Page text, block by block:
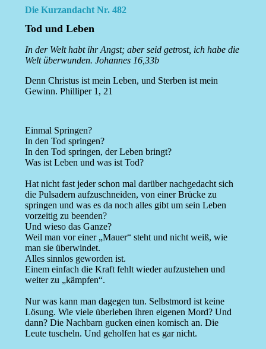
Die Kurzandacht Nr. 482
Tod und Leben
In der Welt habt ihr Angst; aber seid getrost, ich habe die
Welt überwunden. Johannes 16,33b
Denn Christus ist mein Leben, und Sterben ist mein
Gewinn. Philliper 1, 21
Einmal Springen?
In den Tod springen?
In den Tod springen, der Leben bringt?
Was ist Leben und was ist Tod?
Hat nicht fast jeder schon mal darüber nachgedacht sich
die Pulsadern aufzuschneiden, von einer Brücke zu
springen und was es da noch alles gibt um sein Leben
vorzeitig zu beenden?
Und wieso das Ganze?
Weil man vor einer „Mauer“ steht und nicht weiß, wie
man sie überwindet.
Alles sinnlos geworden ist.
Einem einfach die Kraft fehlt wieder aufzustehen und
weiter zu „kämpfen“.
Nur was kann man dagegen tun. Selbstmord ist keine
Lösung. Wie viele überleben ihren eigenen Mord? Und
dann? Die Nachbarn gucken einen komisch an. Die
Leute tuscheln. Und geholfen hat es gar nicht.